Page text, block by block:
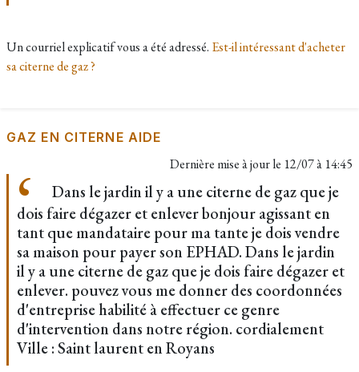
Un courriel explicatif vous a été adressé. Est-il intéressant d'acheter
sa citerne de gaz ?
GAZ EN CITERNE AIDE
Dernière mise à jour le 12/07 à 14:45
Dans le jardin il y a une citerne de gaz que je
dois faire dégazer et enlever bonjour agissant en
tant que mandataire pour ma tante je dois vendre
sa maison pour payer son EPHAD. Dans le jardin
il y a une citerne de gaz que je dois faire dégazer et
enlever. pouvez vous me donner des coordonnées
d'entreprise habilité à effectuer ce genre
d'intervention dans notre région. cordialement
Ville : Saint laurent en Royans